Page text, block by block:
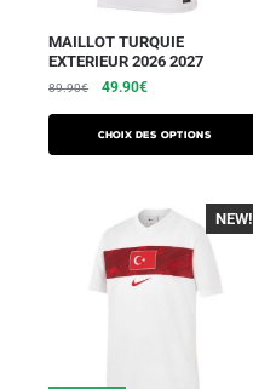
MAILLOT TURQUIE
EXTERIEUR 2026 2027
89.90€ 49.90€
Choix des options
-40%
NEW!